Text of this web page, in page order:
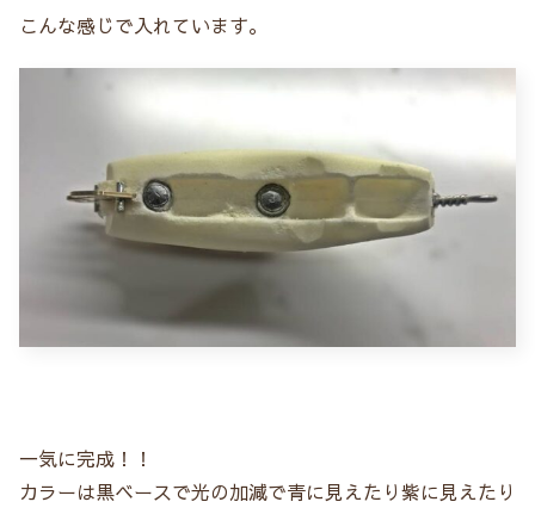
こんな感じで入れています。
一気に完成！！
カラーは黒ベースで光の加減で青に見えたり紫に見えたり